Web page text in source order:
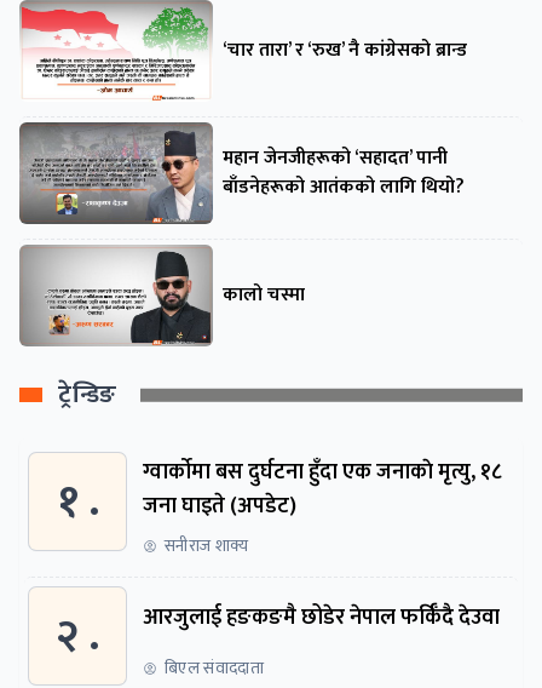
‘चार तारा’ र ‘रुख’ नै कांग्रेसको ब्रान्ड
महान जेनजीहरूको ‘सहादत’ पानी
बाँडनेहरूको आतंकको लागि थियो?
कालो चस्मा
ट्रेन्डिङ
१ .
ग्वार्काेमा बस दुर्घटना हुँदा एक जनाकाे मृत्यु, १८
जना घाइते (अपडेट)
सनीराज शाक्य
२ . आरजुलाई हङकङमै छोडेर नेपाल फर्किँदै देउवा
बिएल संवाददाता